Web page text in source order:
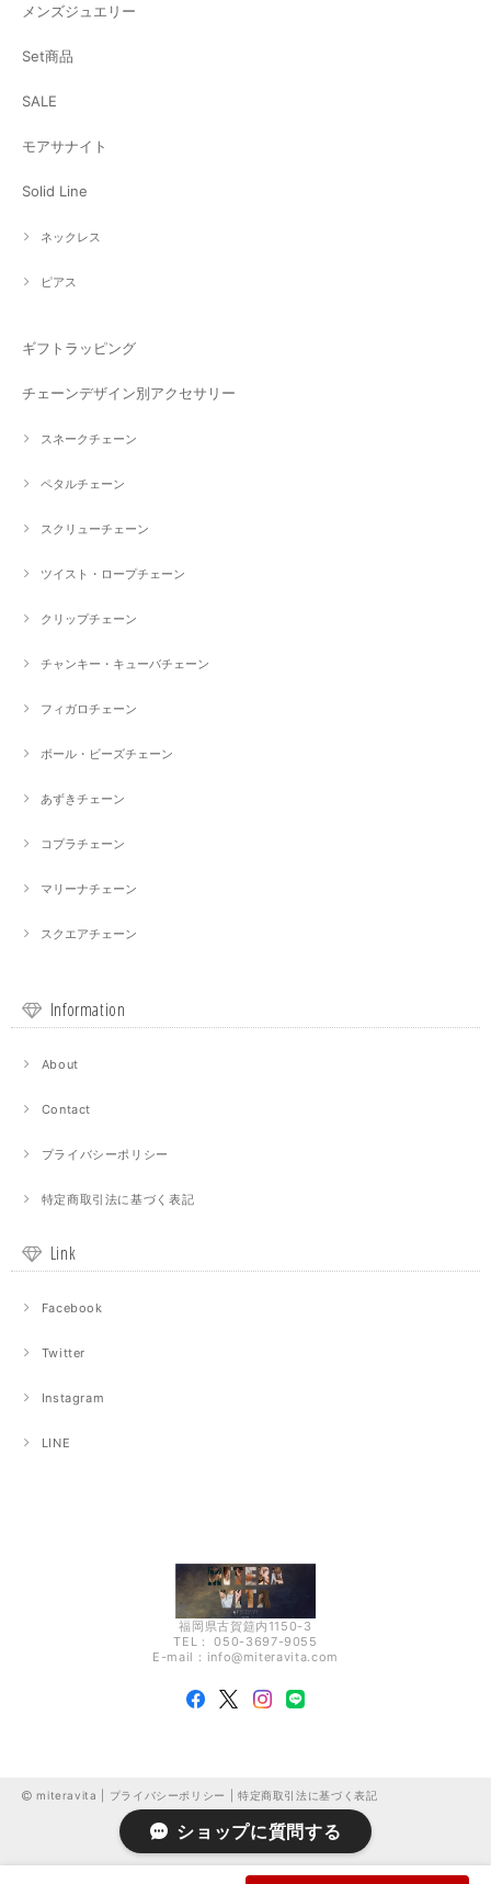
メンズジュエリー
Set商品
SALE
モアサナイト
Solid Line
ネックレス
ピアス
ギフトラッピング
チェーンデザイン別アクセサリー
スネークチェーン
ペタルチェーン
スクリューチェーン
ツイスト・ロープチェーン
クリップチェーン
チャンキー・キューバチェーン
フィガロチェーン
ボール・ビーズチェーン
あずきチェーン
コプラチェーン
マリーナチェーン
スクエアチェーン
Information
About
Contact
プライバシーポリシー
特定商取引法に基づく表記
Link
Facebook
Twitter
Instagram
LINE
福岡県古賀筵内1150-3
TEL： 050-3697-9055
E-mail： info@miteravita.com
miteravita | プライバシーポリシー 特定商取引法に基づく表記
ショップに質問する